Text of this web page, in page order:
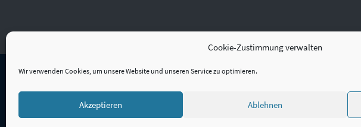
Cookie-Zustimmung verwalten
Wir verwenden Cookies, um unsere Website und unseren Service zu optimieren.
Akzeptieren Ablehnen